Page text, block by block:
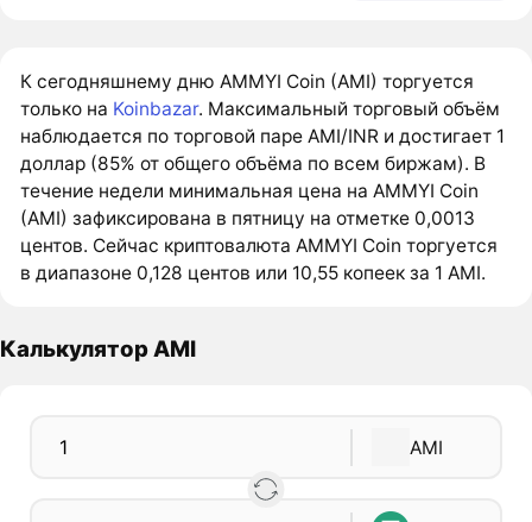
К сегодняшнему дню AMMYI Coin (AMI) торгуется
только на Koinbazar. Максимальный торговый объём
наблюдается по торговой паре AMI/INR и достигает 1
доллар (85% от общего объёма по всем биржам). В
течение недели минимальная цена на AMMYI Coin
(AMI) зафиксирована в пятницу на отметке 0,0013
центов. Сейчас криптовалюта AMMYI Coin торгуется
в диапазоне 0,128 центов или 10,55 копеек за 1 AMI.
Калькулятор AMI
AMI